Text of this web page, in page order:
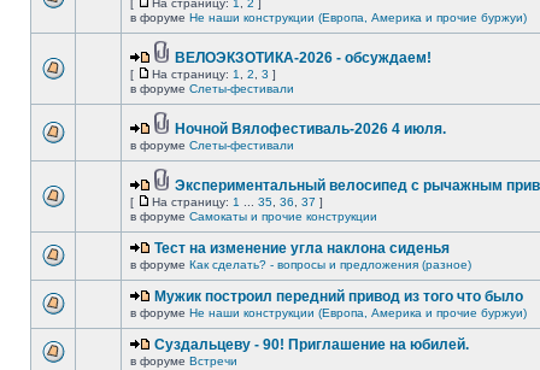
[ На страницу: 1 2 ]
в форуме Не наши конструкции (Европа, Америка и прочие буржуи)
ВЕЛОЭКЗОТИКА-2026 - обсуждаем!
[ На страницу: 1 2 3 ]
в форуме Слеты-фестивали
Ночной Вялофестиваль-2026 4 июля.
в форуме Слеты-фестивали
Экспериментальный велосипед с рычажным
[ На страницу: 1 35 36 37 ]
в форуме Самокаты и прочие конструкции
Тест на изменение угла наклона сиденья
в форуме Как сделать? - вопросы и предложения (разное)
Мужик построил передний привод из того что было
в форуме Не наши конструкции (Европа, Америка и прочие буржуи)
Суздальцеву - 90! Приглашение на юбилей.
в форуме Встречи